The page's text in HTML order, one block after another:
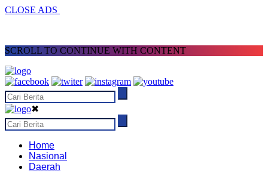
CLOSE ADS
SCROLL TO CONTINUE WITH CONTENT
✖
Home
Nasional
Daerah